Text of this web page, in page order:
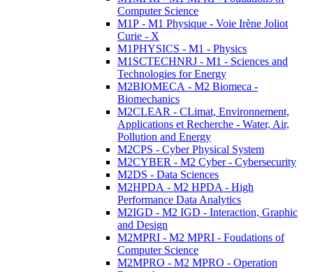
Computer Science
M1P - M1 Physique - Voie Irène Joliot
Curie - X
M1PHYSICS - M1 - Physics
M1SCTECHNRJ - M1 - Sciences and
Technologies for Energy
M2BIOMECA - M2 Biomeca -
Biomechanics
M2CLEAR - CLimat, Environnement,
Applications et Recherche - Water, Air,
Pollution and Energy
M2CPS - Cyber Physical System
M2CYBER - M2 Cyber - Cybersecurity
M2DS - Data Sciences
M2HPDA - M2 HPDA - High
Performance Data Analytics
M2IGD - M2 IGD - Interaction, Graphic
and Design
M2MPRI - M2 MPRI - Foudations of
Computer Science
M2MPRO - M2 MPRO - Operation